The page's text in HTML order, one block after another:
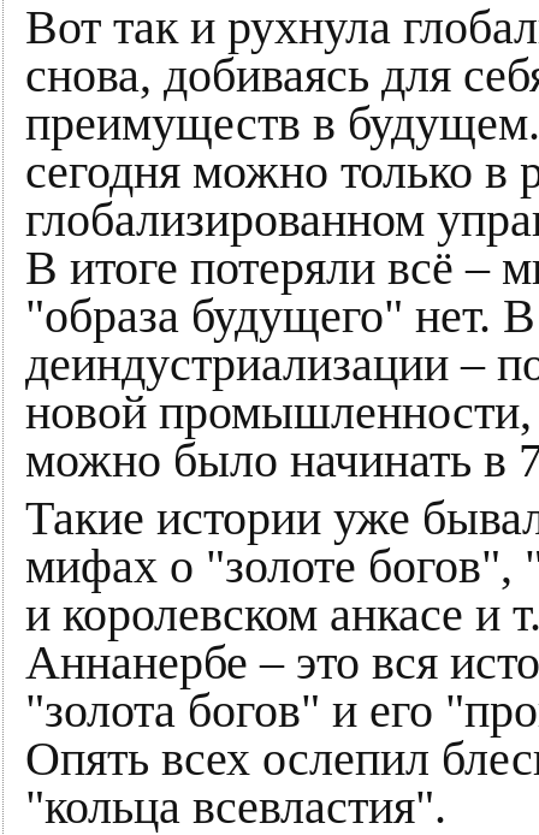
Вот так и рухнула
снова, добиваясь для
преимуществ в
сегодня можно только
глобализированном
В итоге потеряли всё –
"образа будущего" нет.
деиндустриализации –
новой
можно было начинать в
Такие истории уже
мифах о "золоте
и королевском анкасе и
Аннанербе – это вся
"золота богов" и его
Опять всех ослепил
"кольца всевластия".